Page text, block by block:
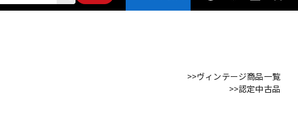
>>ヴィンテージ商品一覧
>>認定中古品